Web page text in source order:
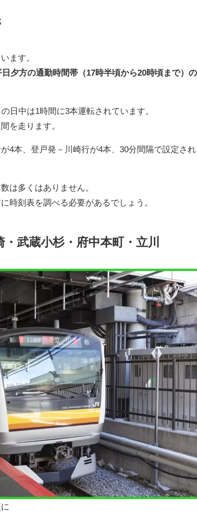
ます。
夕方の通勤時間帯（17時半頃から20時頃まで）の
日中は1時間に3本運転されています。
を走ります。
4本、登戸発－川崎行が4本、30分間隔で設定され
は多くはありません。
時刻表を調べる必要があるでしょう。
武蔵小杉・府中本町・立川